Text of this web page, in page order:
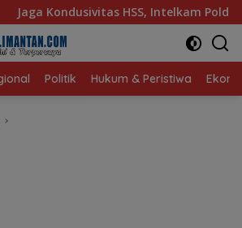
Polda Kalsel Dorong Persatuan dan
Politik Hukum & Peristiwa